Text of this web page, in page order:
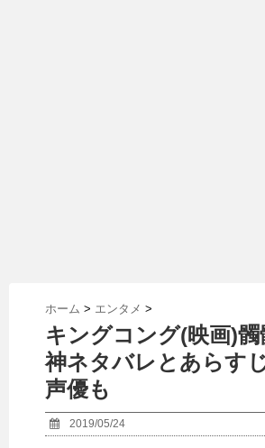
ホーム > エンタメ >
キングコング(映画)
神ネタバレとあらす
声優も
2019/05/24